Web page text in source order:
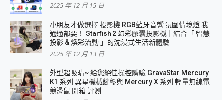
2025 年 12 月 15 日
小朋友才做選擇 投影機 RGB藍牙音響 氛圍情境燈 我
通通都要！ Starfish 2 幻彩膠囊投影機｜結合「 智慧
投影 & 煥彩流動 」的沈浸式生活新體驗
2025 年 12 月 13 日
外型超吸晴~ 給您絕佳操控體驗 GravaStar Mercury
K1 系列 異星機械鍵盤與 Mercury X 系列 輕量無線電
競滑鼠 開箱 評測